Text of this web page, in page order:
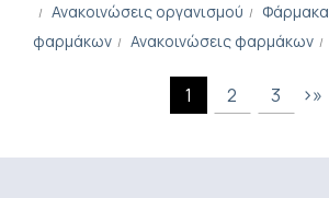
Ανακοινώσεις οργανισμού Φάρμακα
φαρμάκων
Ανακοινώσεις φαρμάκων
1 2 3 ›»